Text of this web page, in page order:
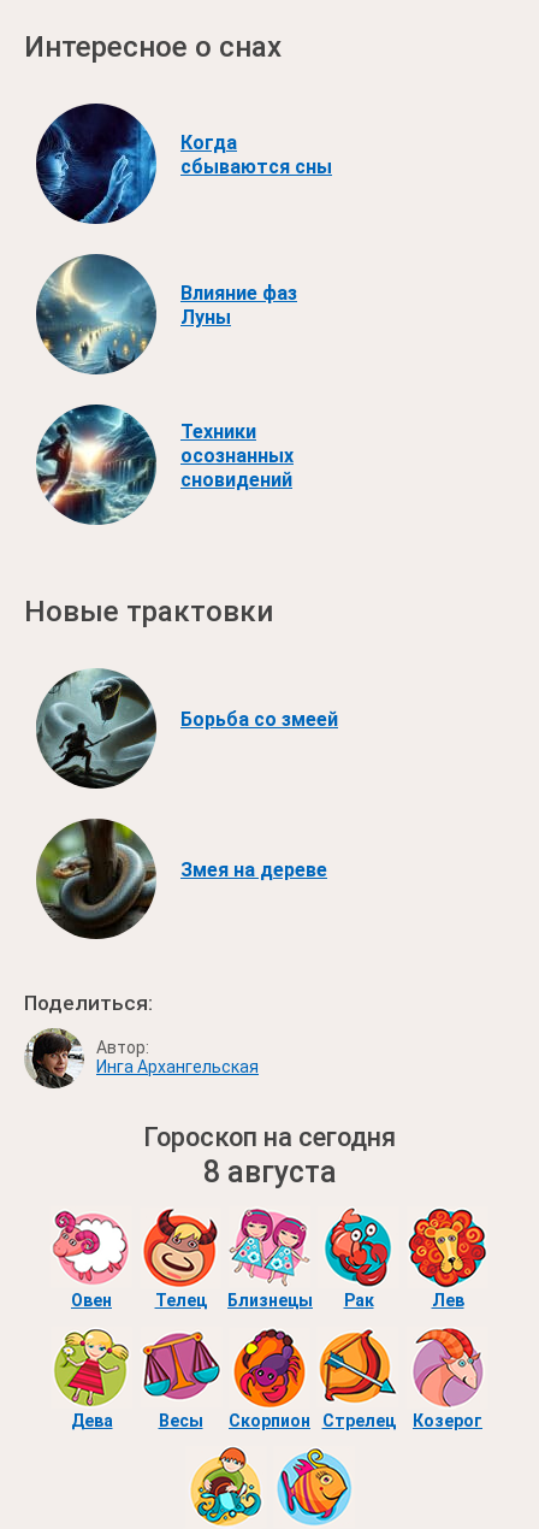
Интересное о снах
Когда
сбываются сны
Влияние фаз
Луны
Техники
осознанных
сновидений
Новые трактовки
Борьба со змеей
Змея на дереве
Поделиться:
Автор:
Инга Архангельская
Гороскоп на сегодня
8 августа
Овен Телец Близнецы Рак Лев
Дева Весы Скорпион Стрелец Козерог